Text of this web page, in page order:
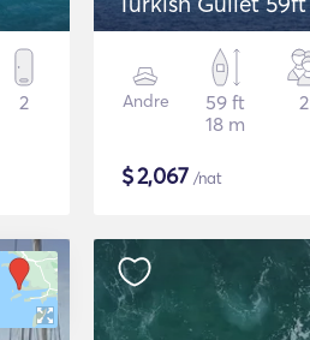
2 Andre
59 ft
18 m
2
$2,067 /nat